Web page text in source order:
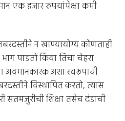
एक हजार रुपयांपेक्षा कमी
न खाण्यायोग्य कोणताही
पाडतो किंवा तिचा चेहरा
अवमानकारक अशा स्वरूपाची
विस्थापित करतो, त्यास
सतमजुरीची शिक्षा तसेच दंडाची